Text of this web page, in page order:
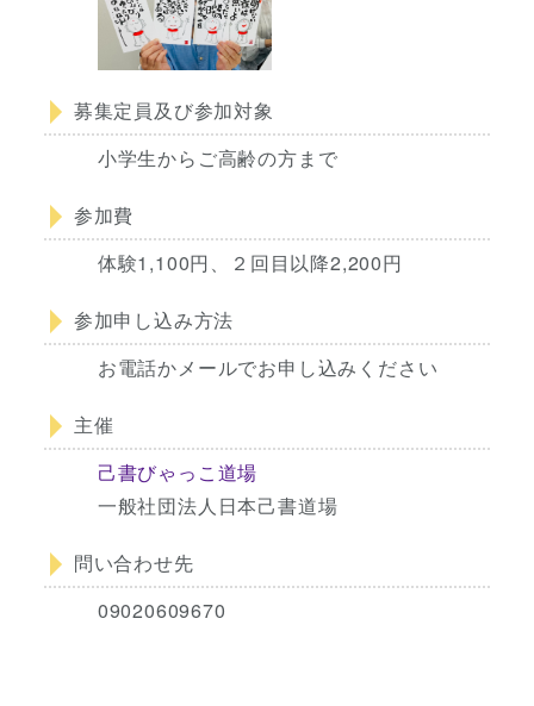
募集定員及び参加対象
小学生からご高齢の方まで
参加費
体験1,100円、２回目以降2,200円
参加申し込み方法
お電話かメールでお申し込みください
主催
己書びゃっこ道場
一般社団法人日本己書道場
問い合わせ先
09020609670